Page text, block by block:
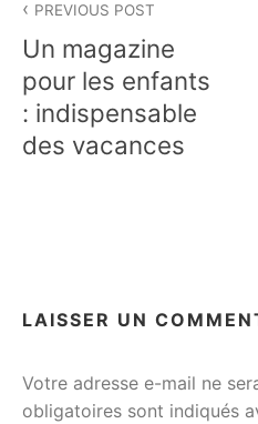
de
l’article
PREVIOUS POST
Un magazine
pour les enfants
: indispensable
des vacances
LAISSER UN
Votre adresse e-mail ne
obligatoires sont indiqués